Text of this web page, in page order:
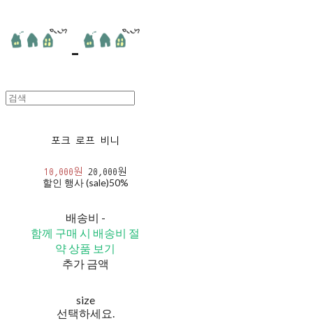
포크 로프 비니
10,000원 20,000원
할인 행사 (sale)50%
배송비 -
함께 구매 시 배송비 절
약 상품 보기
추가 금액
size
선택하세요.